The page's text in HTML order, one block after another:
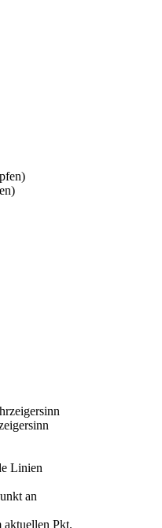
Linien
an
aktuellen Pkt.